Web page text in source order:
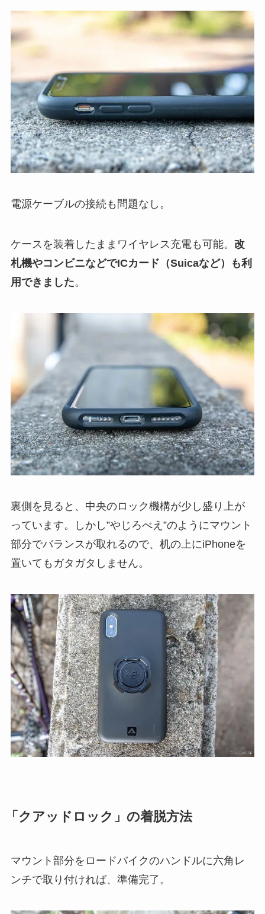
電源ケーブルの接続も問題なし。
ケースを装着したままワイヤレス充電も可能。 改
札機やコンビニなどでICカード（Suicaなど）も利
用できました。
裏側を見ると、中央のロック機構が少し盛り上が
っています。しかし”やじろべえ”のようにマウント
部分でバランスが取れるので、机の上にiPhoneを
置いてもガタガタしません。
「クアッドロック」の着脱方法
マウント部分をロードバイクのハンドルに六角レ
ンチで取り付ければ、準備完了。